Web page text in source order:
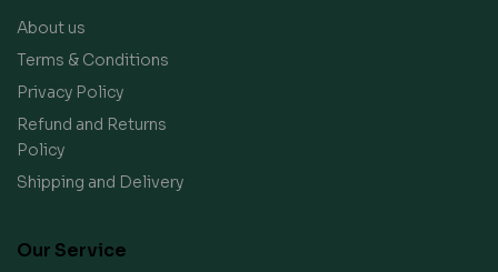
About us
Terms & Conditions
Privacy Policy
Refund and Returns
Policy
Shipping and Delivery
Our Service